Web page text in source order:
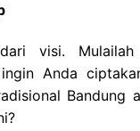
visi.
Anda